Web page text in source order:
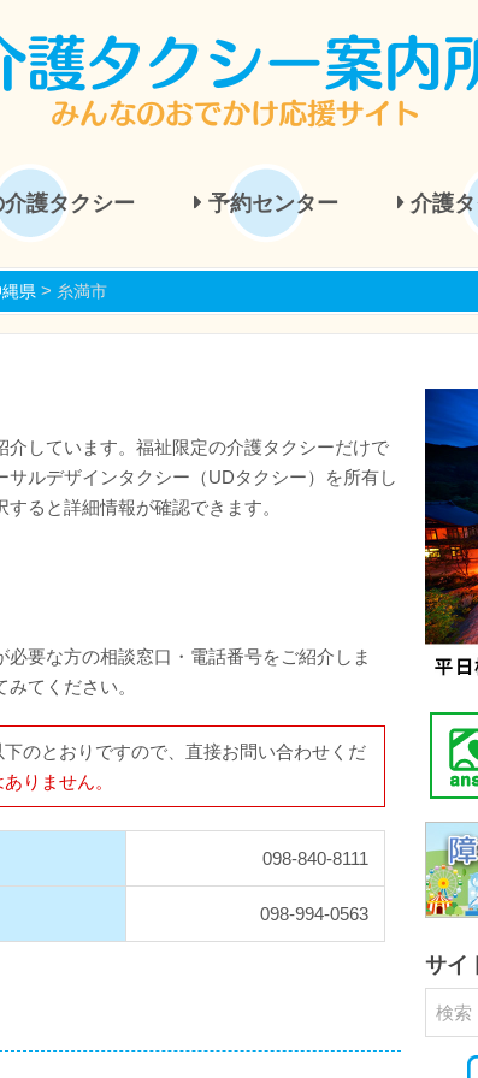
護タクシー 予約センター 介護
県 > 糸満市
しています。福祉限定の介護タクシーだけで
ルデザインタクシー（UDタクシー）を所有し
ると詳細情報が確認できます。
要な方の相談窓口・電話番号をご紹介しま
てください。
のとおりですので、直接お問い合わせくだ
りません。
098-840-8111
098-994-0563
サイ